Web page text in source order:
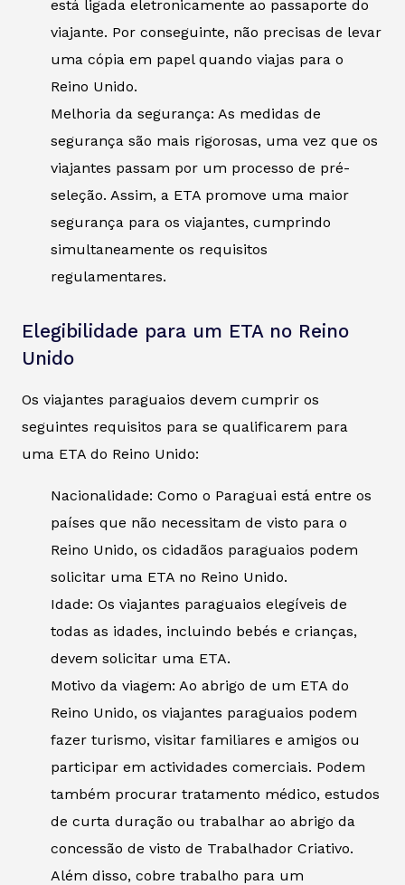
está ligada eletronicamente ao passaporte do
viajante. Por conseguinte, não precisas de levar
uma cópia em papel quando viajas para o
Reino Unido.
Melhoria da segurança: As medidas de
segurança são mais rigorosas, uma vez que os
viajantes passam por um processo de pré-
seleção. Assim, a ETA promove uma maior
segurança para os viajantes, cumprindo
simultaneamente os requisitos
regulamentares.
Elegibilidade para um ETA no Reino
Unido
Os viajantes paraguaios devem cumprir os
seguintes requisitos para se qualificarem para
uma ETA do Reino Unido:
Nacionalidade: Como o Paraguai está entre os
países que não necessitam de visto para o
Reino Unido, os cidadãos paraguaios podem
solicitar uma ETA no Reino Unido.
Idade: Os viajantes paraguaios elegíveis de
todas as idades, incluindo bebés e crianças,
devem solicitar uma ETA.
Motivo da viagem: Ao abrigo de um ETA do
Reino Unido, os viajantes paraguaios podem
fazer turismo, visitar familiares e amigos ou
participar em actividades comerciais. Podem
também procurar tratamento médico, estudos
de curta duração ou trabalhar ao abrigo da
concessão de visto de Trabalhador Criativo.
Além disso, cobre trabalho para um